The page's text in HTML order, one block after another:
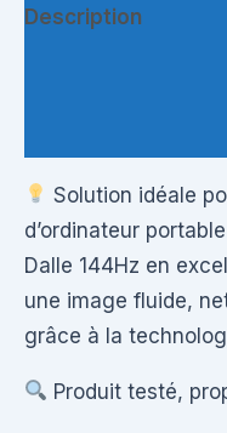
Description
Solution idéale
d’ordinateur
Dalle 144Hz en
une image fluide,
grâce à la
Produit testé,